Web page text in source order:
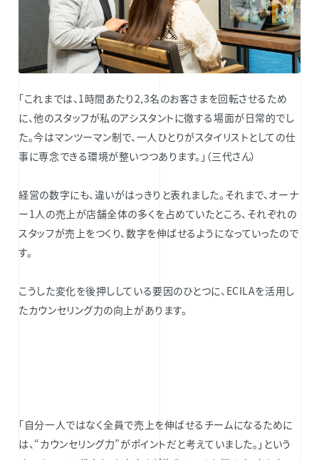
「これまでは、1時間あたり2,3名のお客さまを回転させるため
に、他のスタッフが私のアシスタントに徹する場面が日常的でし
た。今はマンツーマン制で、一人ひとりがスタイリストとしての仕
事に専念できる環境が整いつつあります。」（三代さん）
経営の数字にも、違いがはっきりと表れました。それまで、オーナ
ー1人の売上が店舗全体の多くを占めていたところ、それぞれの
スタッフが売上をつくり、数字を伸ばせるようになっていったので
す。
こうした変化を後押ししている要因のひとつに、ECILAを活用し
たカウンセリング力の向上があります。
「自分一人ではなく全員で売上を伸ばせるチームになるために
は、“カウンセリング力”がポイントだと考えていました。」という